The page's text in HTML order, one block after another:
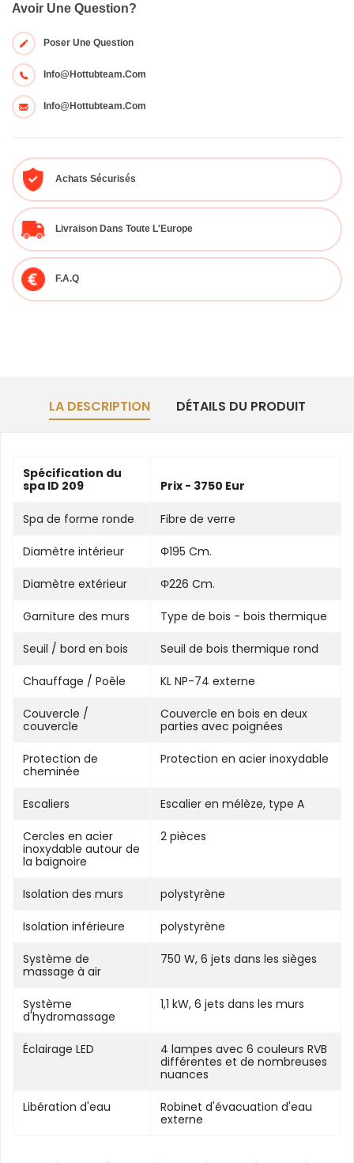
Avoir Une Question?
Poser Une Question
Info@hottubteam.com
Info@hottubteam.com
Achats Sécurisés
Livraison Dans Toute L'Europe
F.A.Q
LA DESCRIPTION DÉTAILS DU PRODUIT
Spécification du
spa ID 209
Prix - 3750 Eur
Spa de forme ronde Fibre de verre
Diamètre intérieur Φ195 Cm.
Diamètre extérieur Φ226 Cm.
Garniture des murs Type de bois - bois thermique
Seuil / bord en bois Seuil de bois thermique rond
Chauffage / Poêle KL NP-74 externe
Couvercle /
couvercle
Couvercle en bois en deux
parties avec poignées
Protection de
cheminée
Protection en acier inoxydable
Escaliers Escalier en mélèze, type A
Cercles en acier
inoxydable autour de
la baignoire
2 pièces
Isolation des murs polystyrène
Isolation inférieure polystyrène
Système de
massage à air
750 W, 6 jets dans les sièges
Système
d'hydromassage
1,1 kW, 6 jets dans les murs
Éclairage LED
4 lampes avec 6 couleurs RVB
différentes et de nombreuses
nuances
Libération d'eau
Robinet d'évacuation d'eau
externe